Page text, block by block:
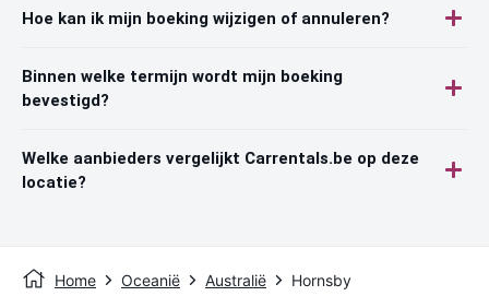
Hoe kan ik mijn boeking wijzigen of annuleren?
Binnen welke termijn wordt mijn boeking
bevestigd?
Welke aanbieders vergelijkt Carrentals.be op deze
locatie?
Home Oceanië Australië Hornsby